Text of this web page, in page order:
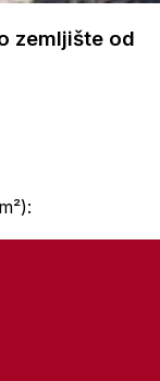
zemljište od